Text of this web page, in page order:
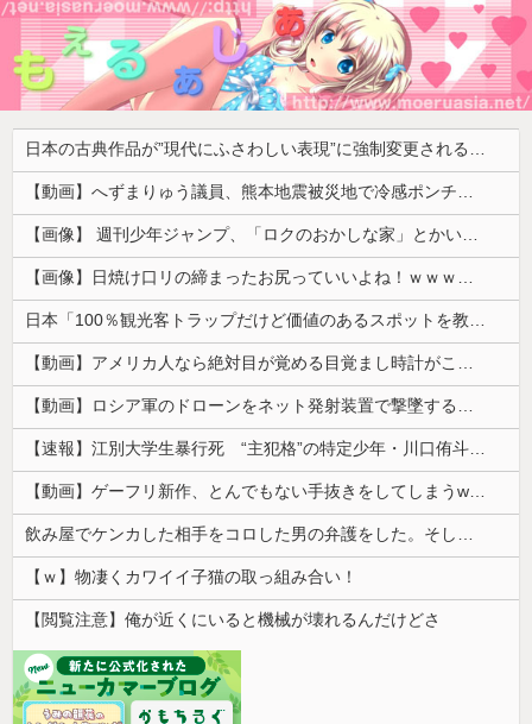
日本の古典作品が”現代にふさわしい表現”に強制変更される事態が進行中、今の価値観に照らせば……
【動画】へずまりゅう議員、熊本地震被災地で冷感ポンチョ配布 → 被災民の衝撃の反応がコチラ → ｗｗｗｗｗｗｗｗｗｗｗｗｗｗｗｗ
【画像】 週刊少年ジャンプ、「ロクのおかしな家」とかいう微妙な漫画を巻頭カラーにしたせいで100万部切る
【画像】日焼け口リの締まったお尻っていいよね！ｗｗｗｗｗ
日本「100％観光客トラップだけど価値のあるスポットを教えてほしい」
【動画】アメリカ人なら絶対目が覚める目覚まし時計がこちらｗｗｗｗｗ
【動画】ロシア軍のドローンをネット発射装置で撃墜するウクライナ。
【速報】江別大学生暴行死 “主犯格”の特定少年・川口侑斗被告に「無期懲役」の判決 当時17歳少年に「懲役30年」の判決
【動画】ゲーフリ新作、とんでもない手抜きをしてしまうwwwww
飲み屋でケンカした相手をコロした男の弁護をした。そして数年後、因果応報を思わせる出来事が…
【ｗ】物凄くカワイイ子猫の取っ組み合い！
【閲覧注意】俺が近くにいると機械が壊れるんだけどさ